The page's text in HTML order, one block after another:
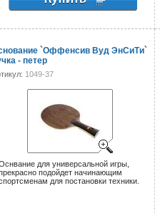
`Оффенсив Вуд ЭнСиТи`
- петер
1049-37
для универсальной игры,
подойдет начинающим
для постановки техники.